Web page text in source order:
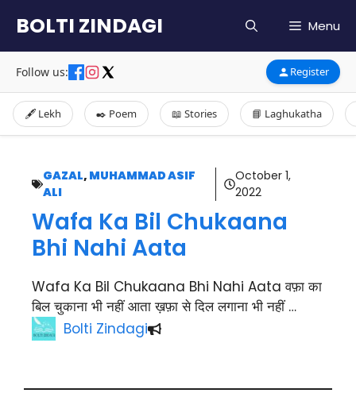
content
BOLTI ZINDAGI Menu
Follow us: Register
🖋️ Lekh ✒️ Poem 📖 Stories 📘 Laghukatha
GAZAL, MUHAMMAD ASIF
ALI
October 1,
2022
Wafa Ka Bil Chukaana
Bhi Nahi Aata
Wafa Ka Bil Chukaana Bhi Nahi Aata वफ़ा का
बिल चुकाना भी नहीं आता ख़फ़ा से दिल लगाना भी नहीं …
Bolti Zindagi